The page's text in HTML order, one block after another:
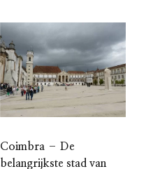
Coimbra – De
belangrijkste stad van